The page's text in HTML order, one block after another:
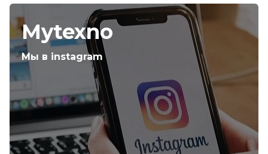
Mytexno
Мы в instagram